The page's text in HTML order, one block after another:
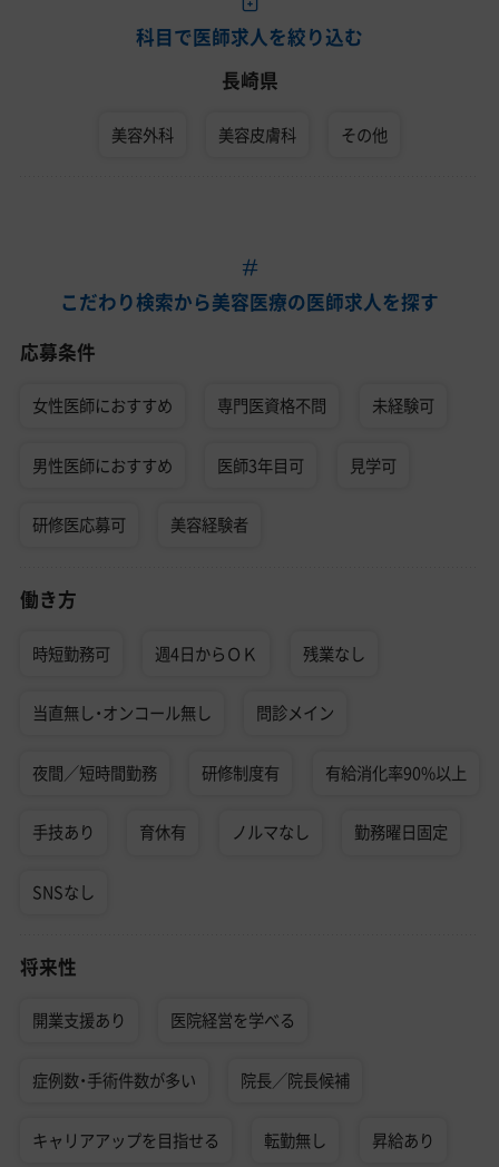
科目で医師求人を絞り込む
長崎県
美容外科 美容皮膚科 その他
こだわり検索から美容医療の医師求人を探す
応募条件
女性医師におすすめ 専門医資格不問 未経験可
男性医師におすすめ 医師3年目可 見学可
研修医応募可 美容経験者
働き方
時短勤務可 週4日からＯＫ 残業なし
当直無し・オンコール無し 問診メイン
夜間／短時間勤務 研修制度有 有給消化率90%以上
手技あり 育休有 ノルマなし 勤務曜日固定
SNSなし
将来性
開業支援あり 医院経営を学べる
症例数・手術件数が多い 院長／院長候補
キャリアアップを目指せる 転勤無し 昇給あり